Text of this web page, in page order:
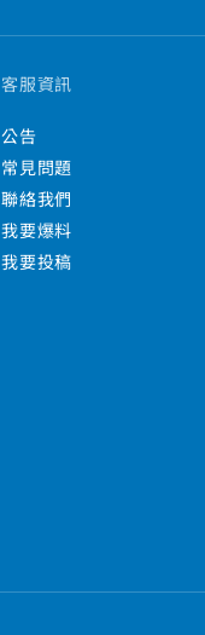
客服資訊
公告
常見問題
聯絡我們
我要爆料
我要投稿